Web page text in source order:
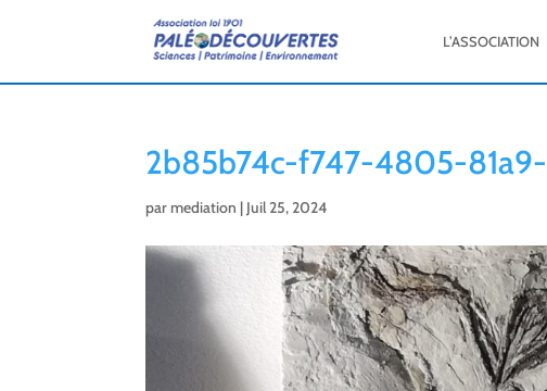
L’ASSOCIATION
2b85b74c-f747-4805-
parmediation | Juil 25, 2024